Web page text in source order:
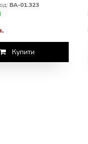
ВА-01.323
Купити